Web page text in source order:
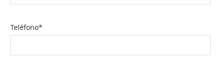
Teléfono*